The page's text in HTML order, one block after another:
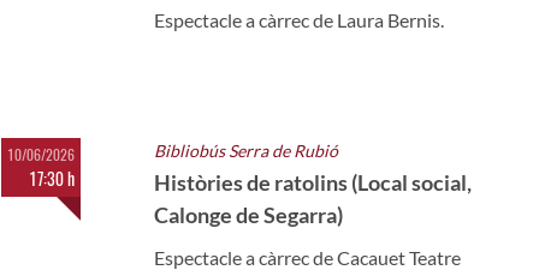
Espectacle a càrrec de Laura Bernis.
10/06/2026
17:30 h
Bibliobús Serra de Rubió
Històries de ratolins (Local social,
Calonge de Segarra)
Espectacle a càrrec de Cacauet Teatre